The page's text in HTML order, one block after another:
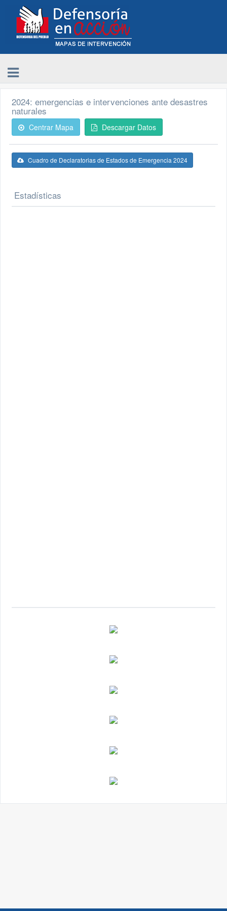
2024: emergencias e intervenciones ante desastres
naturales
Centrar Mapa Descargar Datos
Cuadro de Declaratorias de Estados de Emergencia 2024
Estadísticas